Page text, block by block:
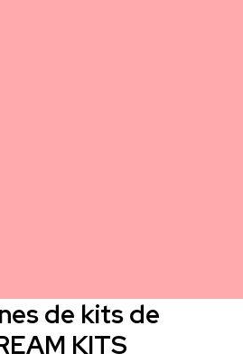
de kits de
KITS